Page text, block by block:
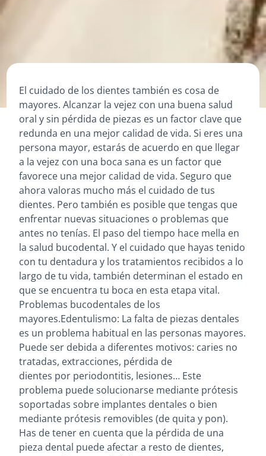
El cuidado de los dientes también es cosa de
mayores. Alcanzar la vejez con una buena salud
oral y sin pérdida de piezas es un factor clave que
redunda en una mejor calidad de vida. Si eres una
persona mayor, estarás de acuerdo en que llegar
a la vejez con una boca sana es un factor que
favorece una mejor calidad de vida. Seguro que
ahora valoras mucho más el cuidado de tus
dientes. Pero también es posible que tengas que
enfrentar nuevas situaciones o problemas que
antes no tenías. El paso del tiempo hace mella en
la salud bucodental. Y el cuidado que hayas tenido
con tu dentadura y los tratamientos recibidos a lo
largo de tu vida, también determinan el estado en
que se encuentra tu boca en esta etapa vital.
Problemas bucodentales de los
mayores.Edentulismo: La falta de piezas dentales
es un problema habitual en las personas mayores.
Puede ser debida a diferentes motivos: caries no
tratadas, extracciones, pérdida de
dientes por periodontitis, lesiones… Este
problema puede solucionarse mediante prótesis
soportadas sobre implantes dentales o bien
mediante prótesis removibles (de quita y pon).
Has de tener en cuenta que la pérdida de una
pieza dental puede afectar a resto de dientes,